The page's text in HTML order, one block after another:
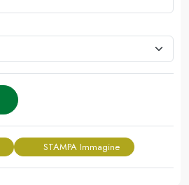
STAMPA Immagine